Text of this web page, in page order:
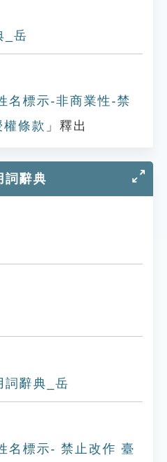
_岳
名標示-非商業性-禁
條款 」釋出
詞辭典
詞辭典_岳
名標示- 禁止改作 臺